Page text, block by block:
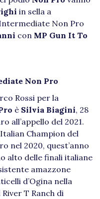
in sella a
Non Pro
con MP Gun It To
Non Pro
Rossi per la
è Silvia Biagini, 28
all’appello del 2021.
Champion del
nel 2020, quest’anno
alto delle finali italiane
amazzone
d’Ogina nella
T Ranch di